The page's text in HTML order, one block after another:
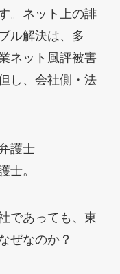
。ネット上の誹
ル解決は、多
ネット風評被害
し、会社側・法
弁護士
士。
であっても、東
ぜなのか？